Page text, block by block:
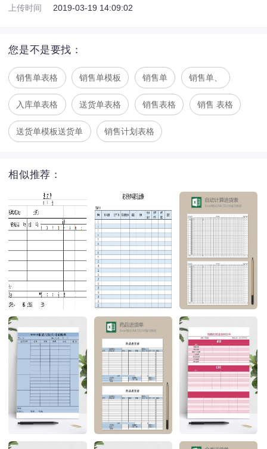
上传时间
2019-03-19 14:09:02
您是不是要找：
销售单表格 销售单模板 销售单 销售单、
入库单表格 送货单表格 销售表格 销售 表格
送货单模板送货单 销售计划表格
相似推荐：